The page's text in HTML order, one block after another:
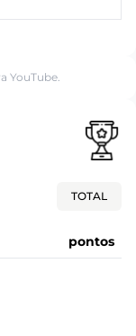
YouTube.
TOTAL
pontos